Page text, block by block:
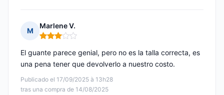
M
Marlene V.
Nota: 3 de 5
Publicado el 17/09/2025 à 13h28
tras una compra de 14/08/2025
El guante parece genial, pero no es la talla correcta, es
una pena tener que devolverlo a nuestro costo.